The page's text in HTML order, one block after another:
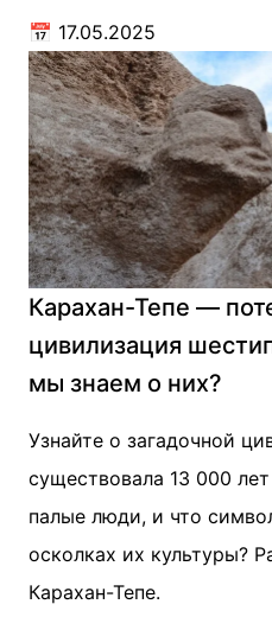
📅 17.05.2025
Карахан-Тепе —
цивилизация
мы знаем о них?
Узнайте о загадочной
существовала 13 000
палые люди, и что
осколках их культуры?
Карахан-Тепе.